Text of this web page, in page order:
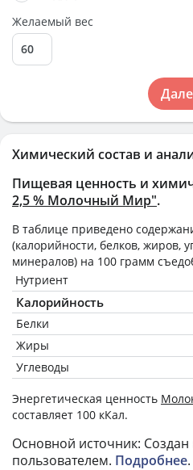
Химический состав и
Пищевая ценность и
2,5 % Молочный Мир".
В таблице приведено
(калорийности, белков, жиров,
минералов) на 100 грамм
Нутриент
Калорийность
Белки
Жиры
Углеводы
Энергетическая ценность
составляет 100 кКал.
Основной источник:
пользователем. Подробнее.
Желаемый вес